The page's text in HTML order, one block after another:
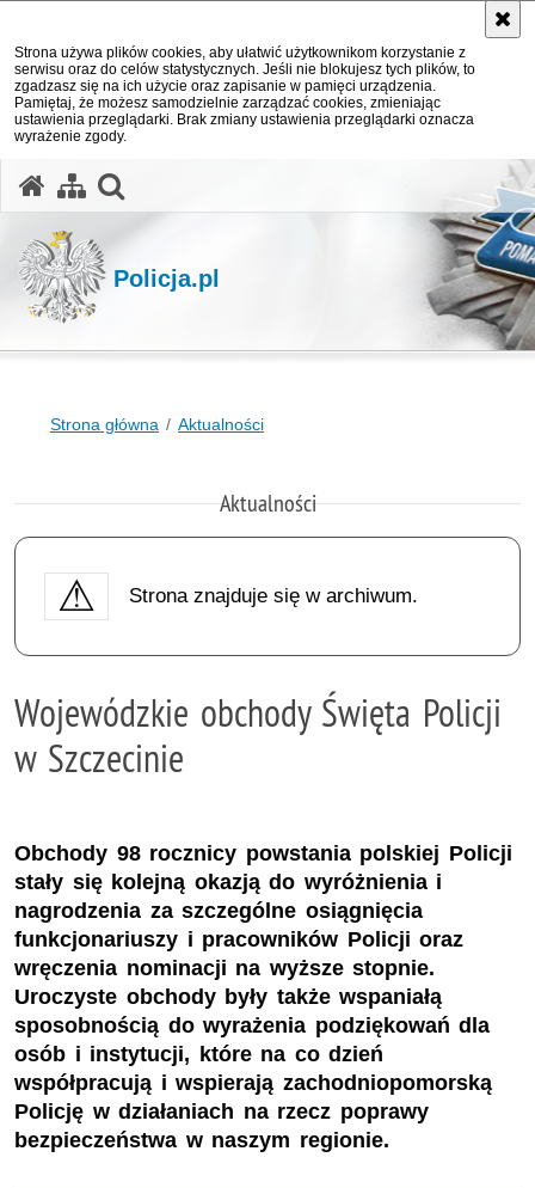
Strona używa plików cookies, aby ułatwić użytkownikom korzystanie z
serwisu oraz do celów statystycznych. Jeśli nie blokujesz tych plików, to
zgadzasz się na ich użycie oraz zapisanie w pamięci urządzenia.
Pamiętaj, że możesz samodzielnie zarządzać cookies, zmieniając
ustawienia przeglądarki. Brak zmiany ustawienia przeglądarki oznacza
wyrażenie zgody.
Policja.pl
Strona główna Aktualności
Aktualności
Strona znajduje się w archiwum.
Wojewódzkie obchody Święta Policji
w Szczecinie
Obchody 98 rocznicy powstania polskiej Policji
stały się kolejną okazją do wyróżnienia i
nagrodzenia za szczególne osiągnięcia
funkcjonariuszy i pracowników Policji oraz
wręczenia nominacji na wyższe stopnie.
Uroczyste obchody były także wspaniałą
sposobnością do wyrażenia podziękowań dla
osób i instytucji, które na co dzień
współpracują i wspierają zachodniopomorską
Policję w działaniach na rzecz poprawy
bezpieczeństwa w naszym regionie.